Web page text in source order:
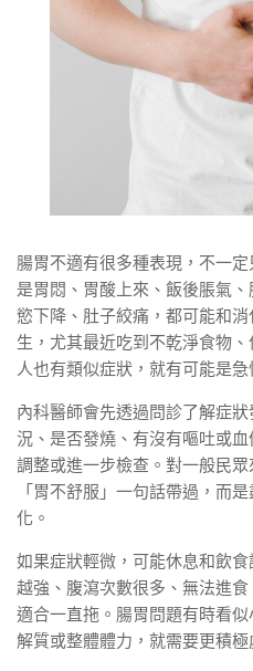
腸胃不適有很多種表現，不一
是胃悶、胃酸上來、飯後脹氣
慾下降、肚子絞痛，都可能和
生，尤其最近吃到不乾淨食物
人也有類似症狀，就有可能是急
內科醫師會先透過問診了解症
況、是否發燒、有沒有嘔吐或
調整或進一步檢查。對一般民
「胃不舒服」一句話帶過，而
化。
如果症狀輕微，可能休息和飲
越強、腹瀉次數很多、無法進
適合一直拖。腸胃問題有時看
解質或整體體力，就需要更積極